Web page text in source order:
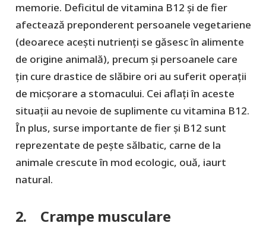
memorie. Deficitul de vitamina B12 și de fier
afectează preponderent persoanele vegetariene
(deoarece acești nutrienți se găsesc în alimente
de origine animală), precum și persoanele care
țin cure drastice de slăbire ori au suferit operații
de micșorare a stomacului. Cei aflați în aceste
situații au nevoie de suplimente cu vitamina B12.
În plus, surse importante de fier și B12 sunt
reprezentate de pește sălbatic, carne de la
animale crescute în mod ecologic, ouă, iaurt
natural.
2. Crampe musculare